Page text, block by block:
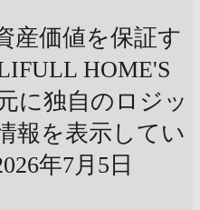
産価値を保証す
HOME'S
に独自のロジッ
報を表示してい
年7月5日